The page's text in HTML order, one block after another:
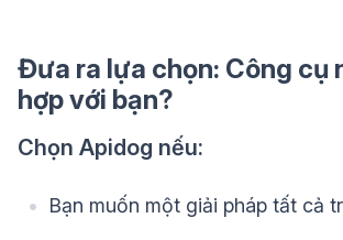
Đưa ra lựa chọn: Công cụ
hợp với bạn?
Chọn Apidog nếu:
Bạn muốn một giải pháp tất cả